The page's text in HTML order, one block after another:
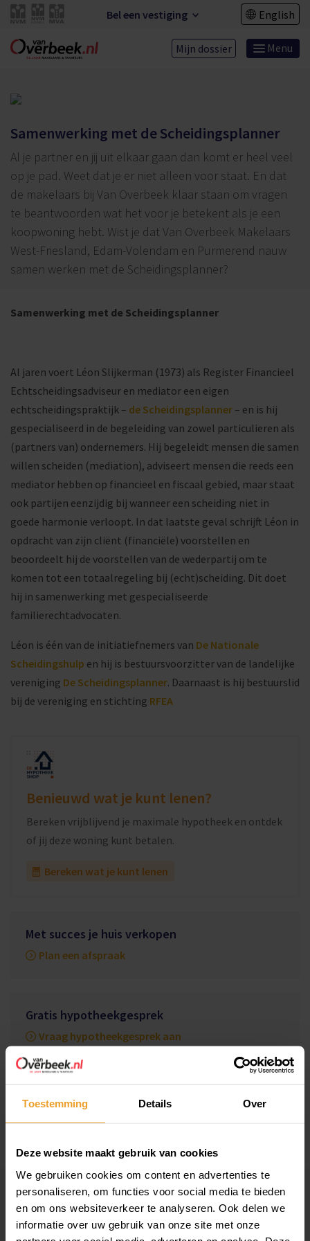
Toestemming Details Over
Deze website maakt gebruik van cookies
We gebruiken cookies om content en advertenties te
personaliseren, om functies voor social media te bieden
en om ons websiteverkeer te analyseren. Ook delen we
informatie over uw gebruik van onze site met onze
Bel een vestiging English
Mijn dossier Menu
Samenwerking met de Scheidingsplanner
Al je partner en jij uit elkaar gaan dan komt er heel veel
op je pad. Weet dat je er niet alleen voor staat. En dat
de makelaars bij Van Overbeek klaar staan om vragen
te beantwoorden wat het voor je betekent als je een
koopwoning hebt. Wist je dat Van Overbeek Makelaars
West-Friesland, Edam-Volendam en Purmerend nauw
samen werken met de Scheidingsplanner?
Samenwerking met de Scheidingsplanner
Al jaren voert Léon Slijkerman (1973) als Register Financieel
Echtscheidingsadviseur en mediator een eigen
echtscheidingspraktijk – de Scheidingsplanner – en is hij
gespecialiseerd in de begeleiding van zowel particulieren als
(partners van) ondernemers. Hij begeleidt mensen die samen
willen scheiden (mediation), adviseert mensen die reeds een
mediator hebben op financieel en fiscaal gebied, maar staat
ook partijen eenzijdig bij wanneer een scheiding niet in
goede harmonie verloopt. In dat laatste geval schrijft Léon in
opdracht van zijn cliënt (financiële) voorstellen en
beoordeelt hij de voorstellen van de wederpartij om te
komen tot een totaalregeling bij (echt)scheiding. Dit doet
hij in samenwerking met gespecialiseerde
familierechtadvocaten.
Léon is één van de initiatiefnemers van De Nationale
Scheidingshulp en hij is bestuursvoorzitter van de landelijke
vereniging De Scheidingsplanner. Daarnaast is hij bestuurslid
bij de vereniging en stichting RFEA
Benieuwd wat je kunt lenen?
Bereken vrijblijvend je maximale hypotheek en ontdek
of jij deze woning kunt betalen.
Bereken wat je kunt lenen
Met succes je huis verkopen
Plan een afspraak
Gratis hypotheekgesprek
Vraag hypotheekgesprek aan
Gratis zoekservice
Gratis waardebepaling doen?